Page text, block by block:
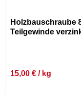
Holzbauschraube
Teilgewinde
15,00 € / kg